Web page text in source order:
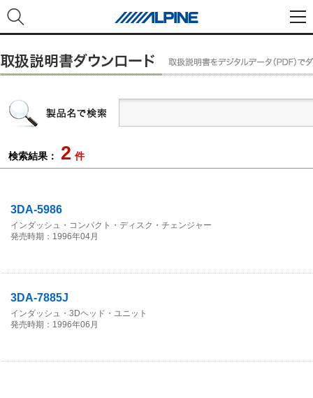
検索結果： 2 件
3DA-5986
インダッシュ・コンパクト・ディスク・チェンジャー
発売時期：1996年04月
3DA-7885J
インダッシュ・3Dヘッド・ユニット
発売時期：1996年06月